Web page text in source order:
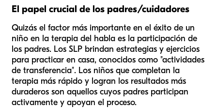
El papel crucial de los padres/cuidadores
Quizás el factor más importante en el éxito de un
niño en la terapia del habla es la participación de
los padres. Los SLP brindan estrategias y ejercicios
para practicar en casa, conocidos como "actividades
de transferencia". Los niños que completan la
terapia más rápido y logran los resultados más
duraderos son aquellos cuyos padres participan
activamente y apoyan el proceso.